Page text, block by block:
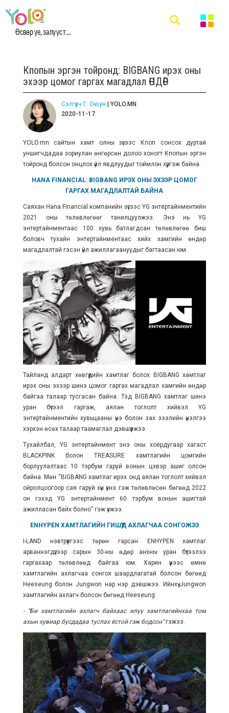
Өсвөр үе, залууст ...
Кпопын эргэн тойронд: BIGBANG ирэх оны
эхээр цомог гаргах магадлал ӨНДӨР
Сэтгүүлч Г. Оюун | YOLO.MN
2020-11-17
YOLO.mn сайтын хамт олны зүгээс Кпоп сонсох дуртай
уншигчдадаа зориулан өнгөрсөн долоо хоногт Кпопын эргэн
тойронд болсон онцлох үйл явдлуудыг тоймлон хүргэж байна.
HANA FINANCIAL: BIGBANG ИРЭХ ОНЫ ЭХЭЭР ЦОМОГ
ГАРГАХ МАГАДЛАЛТАЙ БАЙНА
Саяхан Hana Financial компанийн зүгээс YG энтертайнментийн
2021 оны төлөвлөгөөг танилцуулжээ. Энэ нь YG
энтертайнментаас 100 хувь батлагдсан төлөвлөгөө биш
боловч тухайн энтертайнментаас хийх хамгийн өндөр
магадлалтай гэсэн үйл ажиллагаануудыг багтаасан юм.
Тайланд алдарт хөвгүүдийн хамтлаг болох BIGBANG хамтлаг
ирэх оны эхээр шинэ цомог гаргах магадлал хамгийн өндөр
байгаа талаар тусгасан байна. Тэд BIGBANG хамтлаг шинэ
уран бүтээл гаргаж, аялан тоглолт хийвэл YG
энтертайнментийн хувьцааны үнэ болон зах зээлийн үнэлгээ
хэрхэн өсөх талаар таамаглал дэвшүүлжээ.
Тухайлбал, YG энтертайнмент энэ оны хоёрдугаар хагаст
BLACKPINK болон TREASURE хамтлагийн цомгийн
борлуулалтаас 10 тэрбум гаруй вонын цэвэр ашиг олсон
байна. Мөн “BIGBANG хамтлаг ирэх онд аялан тоглолт хийвэл
ойролцоогоор сая гаруй хүн үзнэ гэж төлөвлөсөн бөгөөд 2022
он гэхэд YG энтертайнмент 60 тэрбум вонын ашигтай
ажилласан байх болно” гэж үзжээ.
ENHYPEN ХАМТЛАГИЙН ГИШҮҮД АХЛАГЧАА СОНГОЖЭЭ
I-LAND нэвтрүүлгээс төрөн гарсан ENHYPEN хамтлаг
арваннэгдүгээр сарын 30-ны өдөр анхны уран бүтээлээ
гаргахаар төлөвлөөд байгаа юм. Харин үүнээс өмнө
хамтлагийн ахлагчаа сонгох шаардлагатай болсон бөгөөд
Heeseung болон Jungwon нар нэр дэвшжээ. Ийнхүү Jungwon
хамтлагийн ахлагч болсон бөгөөд Heeseung:
- “Би хамтлагийн ахлагч байхаас илүү хамтлагийнхаа том
ахын хувиар бусдадаа туслах ёстой гэж бодсон”гэжээ.